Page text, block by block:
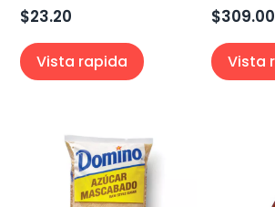
$23.20
Vista rapida
$309.00
Vista